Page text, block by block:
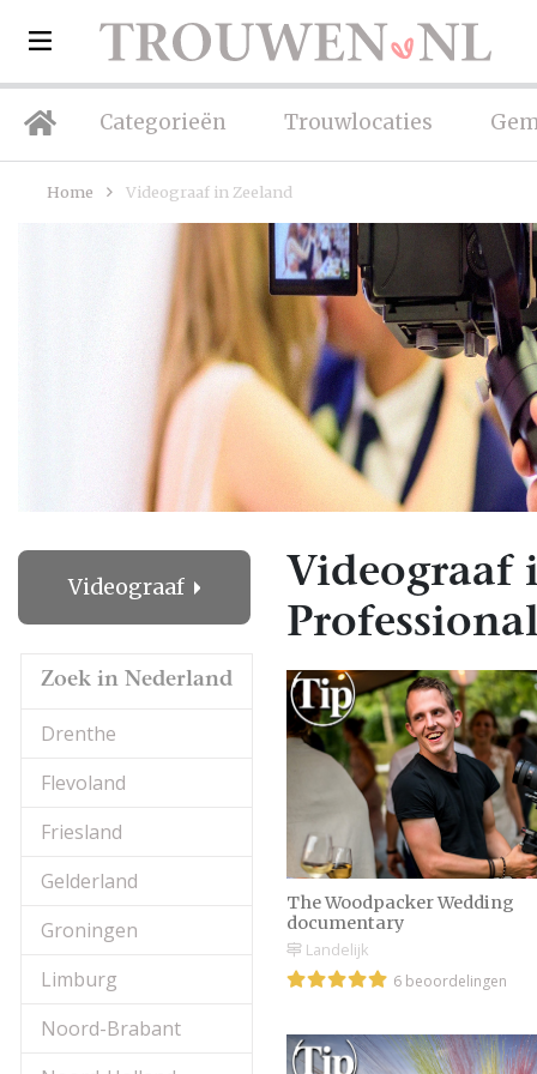
Categorieën Trouwlocaties
Home Videograaf in Zeeland
Videograaf
Zoek in Nederland
Drenthe
Flevoland
Friesland
Gelderland
Groningen
Limburg
Noord-Brabant
Videograaf
The Woodpacker Wedding
documentary
Landelijk
6 beoordelingen